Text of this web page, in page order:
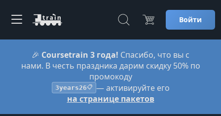
Войти
🎉 Coursetrain 3 года! Спасибо, что вы с
нами. В честь праздника дарим скидку 50% по
промокоду
3years26📋 — активируйте его
на странице пакетов